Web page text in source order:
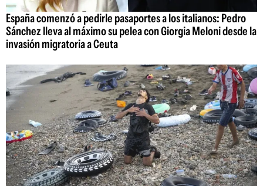
España comenzó a pedirle pasaportes a los italianos: Pedro
Sánchez lleva al máximo su pelea con Giorgia Meloni desde la
invasión migratoria a Ceuta